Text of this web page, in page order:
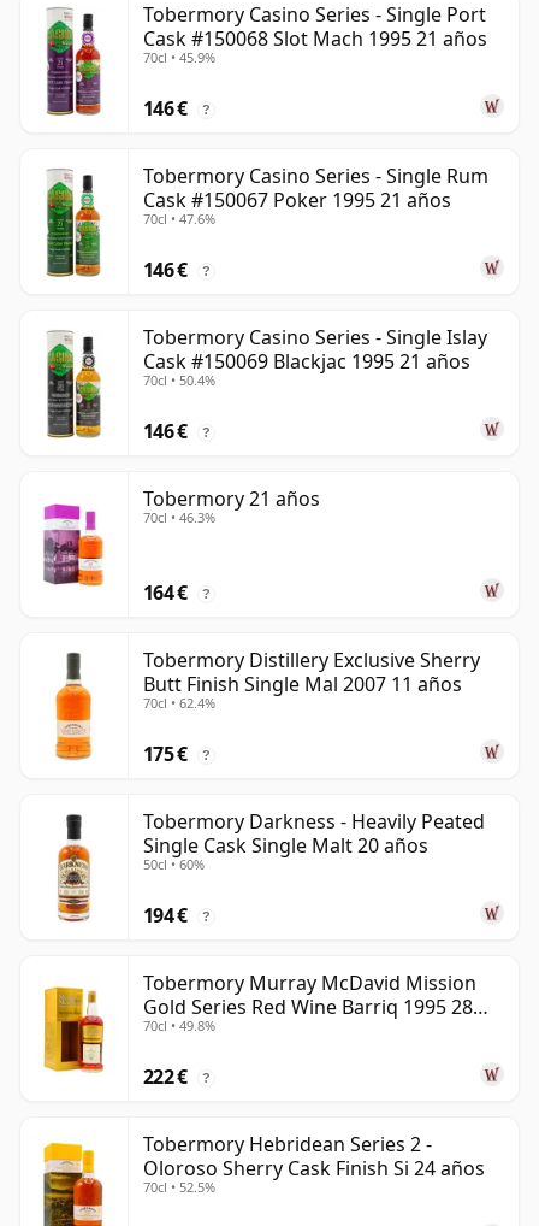
Tobermory Casino Series - Single Port
Cask #150068 Slot Mach 1995 21 años
70cl • 45.9%
146 € ?
Tobermory Casino Series - Single Rum
Cask #150067 Poker 1995 21 años
70cl • 47.6%
146 € ?
Tobermory Casino Series - Single Islay
Cask #150069 Blackjac 1995 21 años
70cl • 50.4%
146 € ?
Tobermory 21 años
70cl • 46.3%
164 € ?
Tobermory Distillery Exclusive Sherry
Butt Finish Single Mal 2007 11 años
70cl • 62.4%
175 € ?
Tobermory Darkness - Heavily Peated
Single Cask Single Malt 20 años
50cl • 60%
194 € ?
Tobermory Murray McDavid Mission
Gold Series Red Wine Barriq 1995 28
años
70cl • 49.8%
222 € ?
Tobermory Hebridean Series 2 -
Oloroso Sherry Cask Finish Si 24 años
70cl • 52.5%